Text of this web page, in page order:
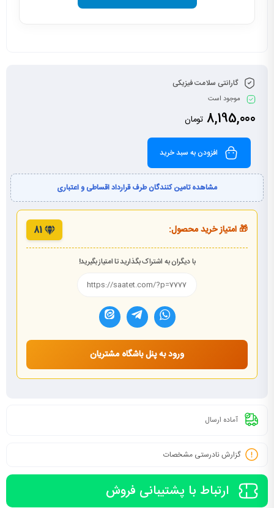
گارانتی سلامت فیزیکی
موجود است
8,195,000 تومان
افزودن به سبد خرید
مشاهده تامین کنندگان طرف قرارداد اقساطی و اعتباری
🎁 امتیاز خرید محصول: 81
با دیگران به اشتراک بگذارید تا امتیاز بگیرید!
ورود به پنل باشگاه مشتریان
آماده ارسال
گزارش نادرستی مشخصات
ارتباط با پشتیبانی فروش